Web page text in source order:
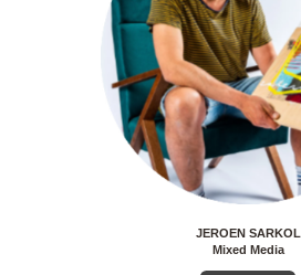
JEROEN SARKOL
Mixed Media